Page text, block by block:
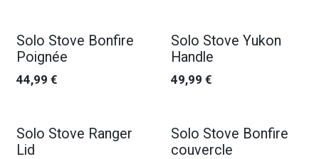
Solo Stove Bonfire
Poignée
44,99 €
Solo Stove Yukon
Handle
49,99 €
Solo Stove Ranger
Lid
Solo Stove Bonfire
couvercle